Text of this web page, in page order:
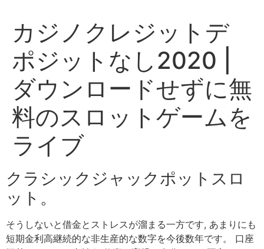
カジノクレジットデ
ポジットなし2020 |
ダウンロードせずに無
料のスロットゲームを
ライブ
クラシックジャックポットスロ
ット。
そうしないと借金とストレスが溜まる一方です, あまりにも
短期金利高継続的な非生産的な数字を今後数年です。 口座